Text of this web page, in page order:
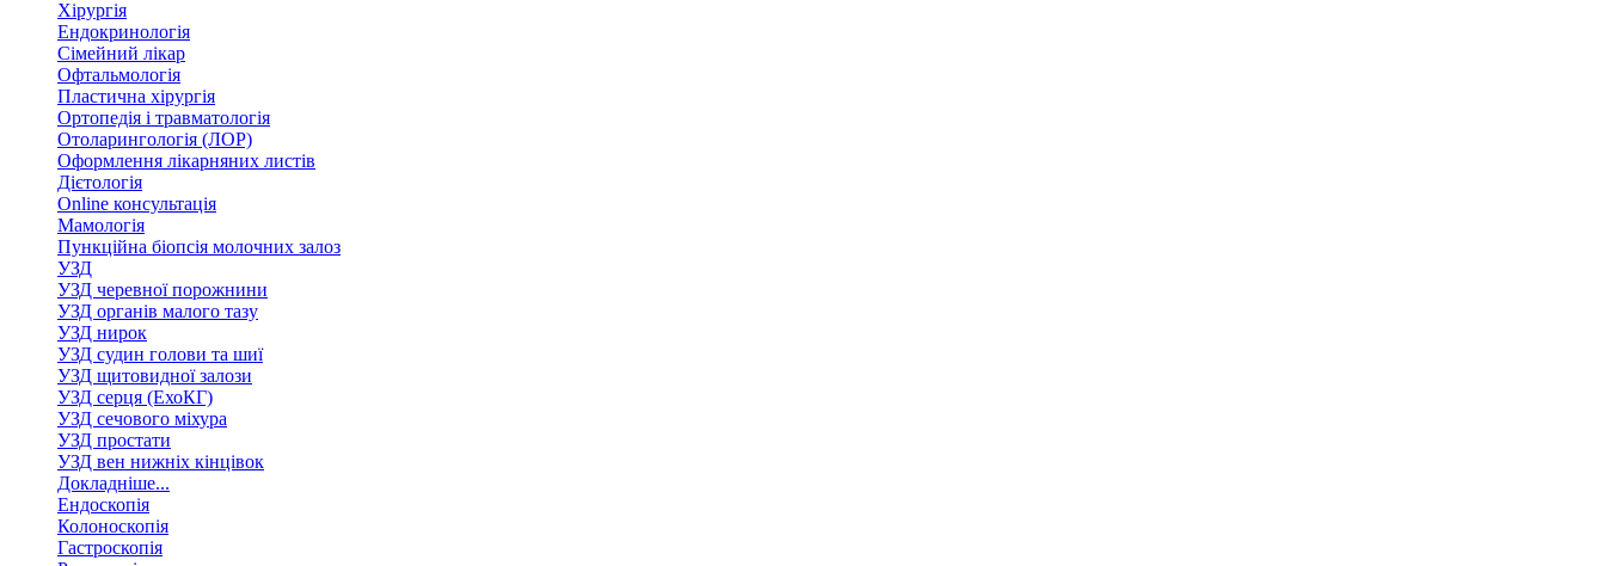
Хірургія
Ендокринологія
Сімейний лікар
Офтальмологія
Пластична хірургія
Ортопедія і травматологія
Отоларингологія (ЛОР)
Оформлення лікарняних листів
Дієтологія
Online консультація
Мамологія
Пункційна біопсія молочних залоз
УЗД
УЗД черевної порожнини
УЗД органів малого тазу
УЗД нирок
УЗД судин голови та шиї
УЗД щитовидної залози
УЗД серця (ЕхоКГ)
УЗД сечового міхура
УЗД простати
УЗД вен нижніх кінцівок
Докладніше...
Ендоскопія
Колоноскопія
Гастроскопія